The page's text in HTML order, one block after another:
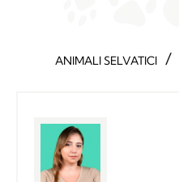
ANIMALI SELVATICI /